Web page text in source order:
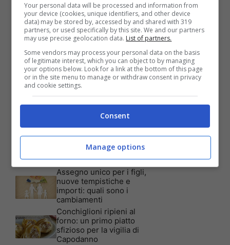
Articoli recenti
Assicurazione auto: ecco le
garanzie accessorie più
richieste dagli italiani
Test Visivo: Quanti Cani
vedi nella foto? Hai 30
secondi per essere un
genio!
Batterie al sale marino: 4
volte la capacità di quelle al
litio
è imperdibile: a quali utenti
è rivolta
Assegno unico per i figli,
nuove tempistiche e
importi: quali sono i
cambiamenti
Conchiglioni ripieni al
forno: un primo piatto
sfizioso per la vigilia di
Capodanno
Your personal data will be processed and information from
your device (cookies, unique identifiers, and other device
data) may be stored by, accessed by and shared with 319
partners, or used specifically by this site. We and our partners
may use precise geolocation data. List of partners.
Some vendors may process your personal data on the basis
of legitimate interest, which you can object to by managing
your options below. Look for a link at the bottom of this page
or in the site menu to manage or withdraw consent in privacy
and cookie settings.
Consent
Manage options